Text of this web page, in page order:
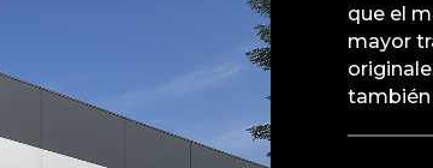
que el
mayor
también